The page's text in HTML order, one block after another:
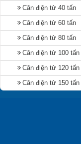
Cân điện tử 40 tấn
Cân điện tử 60 tấn
Cân điện tử 80 tấn
Cân điện tử 100 tấn
Cân điện tử 120 tấn
Cân điện tử 150 tấn